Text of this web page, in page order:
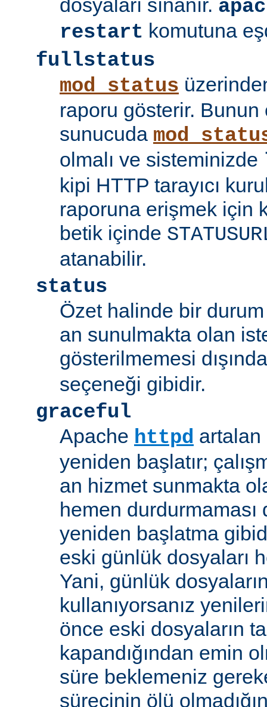
dosyaları sınanır.
restart komutuna
fullstatus
mod_status
raporu gösterir. Bunun
sunucuda
olmalı ve sisteminizde
kipi HTTP tarayıcı
raporuna erişmek için
betik içinde
atanabilir.
status
Özet halinde bir
an sunulmakta olan
gösterilmemesi
seçeneği gibidir.
graceful
Apache httpd
yeniden başlatır;
an hizmet sunmakta
hemen durdurmaması
yeniden başlatma
eski günlük dosyaları
Yani, günlük
kullanıyorsanız
önce eski dosyaların
kapandığından emin
süre beklemeniz
sürecinin ölü